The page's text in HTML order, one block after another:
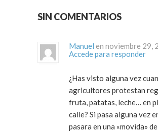
SIN COMENTARIOS
Manuel
Accede para responder
¿Has visto alguna vez
agricultores protestan
fruta, patatas, leche… en
calle? Si pasa alguna vez
pasara en una «movida»